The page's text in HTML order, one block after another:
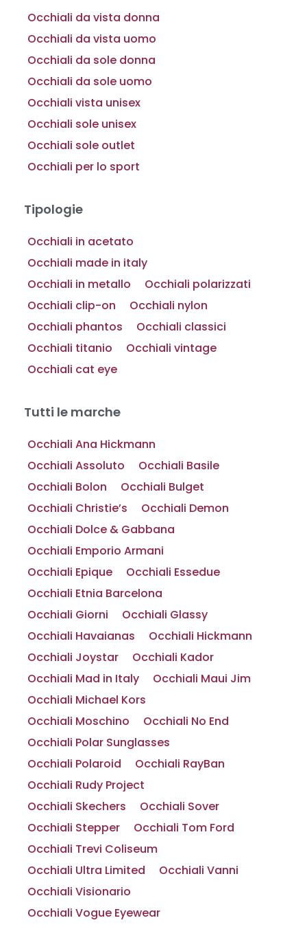
Occhiali da vista donna
Occhiali da vista uomo
Occhiali da sole donna
Occhiali da sole uomo
Occhiali vista unisex
Occhiali sole unisex
Occhiali sole outlet
Occhiali per lo sport
Tipologie
Occhiali in acetato
Occhiali made in italy
Occhiali in metallo
Occhiali polarizzati
Occhiali clip-on
Occhiali nylon
Occhiali phantos
Occhiali classici
Occhiali titanio
Occhiali vintage
Occhiali cat eye
Tutti le marche
Occhiali Ana Hickmann
Occhiali Assoluto
Occhiali Basile
Occhiali Bolon
Occhiali Bulget
Occhiali Christie’s
Occhiali Demon
Occhiali Dolce & Gabbana
Occhiali Emporio Armani
Occhiali Epique
Occhiali Essedue
Occhiali Etnia Barcelona
Occhiali Giorni
Occhiali Glassy
Occhiali Havaianas
Occhiali Hickmann
Occhiali Joystar
Occhiali Kador
Occhiali Mad in Italy
Occhiali Maui Jim
Occhiali Michael Kors
Occhiali Moschino
Occhiali No End
Occhiali Polar Sunglasses
Occhiali Polaroid
Occhiali RayBan
Occhiali Rudy Project
Occhiali Skechers
Occhiali Sover
Occhiali Stepper
Occhiali Tom Ford
Occhiali Trevi Coliseum
Occhiali Ultra Limited
Occhiali Vanni
Occhiali Visionario
Occhiali Vogue Eyewear